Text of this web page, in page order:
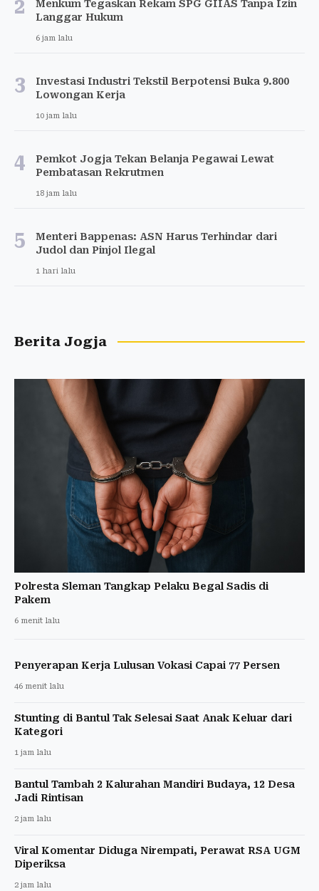
2
Menkum Tegaskan Rekam SPG GIIAS Tanpa Izin
Langgar Hukum
6 jam lalu
3
Investasi Industri Tekstil Berpotensi Buka 9.800
Lowongan Kerja
10 jam lalu
4
Pemkot Jogja Tekan Belanja Pegawai Lewat
Pembatasan Rekrutmen
18 jam lalu
5
Menteri Bappenas: ASN Harus Terhindar dari
Judol dan Pinjol Ilegal
1 hari lalu
Berita Jogja
Polresta Sleman Tangkap Pelaku Begal Sadis di
Pakem
6 menit lalu
Penyerapan Kerja Lulusan Vokasi Capai 77 Persen
46 menit lalu
Stunting di Bantul Tak Selesai Saat Anak Keluar dari
Kategori
1 jam lalu
Bantul Tambah 2 Kalurahan Mandiri Budaya, 12 Desa
Jadi Rintisan
2 jam lalu
Viral Komentar Diduga Nirempati, Perawat RSA UGM
Diperiksa
2 jam lalu